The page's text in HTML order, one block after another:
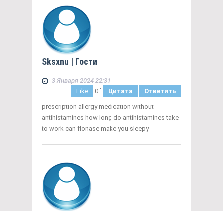
Sksxnu | Гости
3 Января 2024 22:31
Like
0 ` Цитата Ответить
prescription allergy medication without
antihistamines how long do antihistamines take
to work can flonase make you sleepy